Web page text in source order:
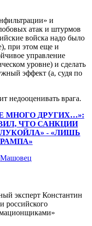
и
атак и штурмов
войска надо было
при этом еще и
управление
уровне) и сделать
эффект (а, судя по
недооценивать врага.
МНОГО ДРУГИХ…»:
ЧТО САНКЦИИ
- «ЛИШЬ
Машовец
эксперт Константин
российского